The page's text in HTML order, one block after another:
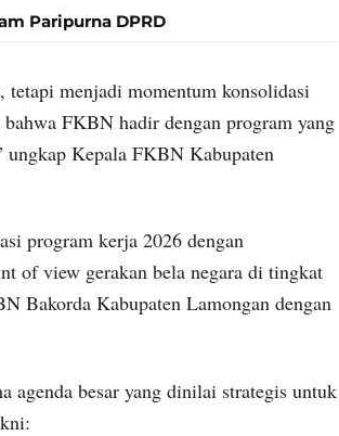
Paripurna DPRD
menjadi momentum konsolidasi
FKBN hadir dengan program yang
ungkap Kepala FKBN Kabupaten
program kerja 2026 dengan
of view gerakan bela negara di tingkat
Bakorda Kabupaten Lamongan dengan
agenda besar yang dinilai strategis untuk